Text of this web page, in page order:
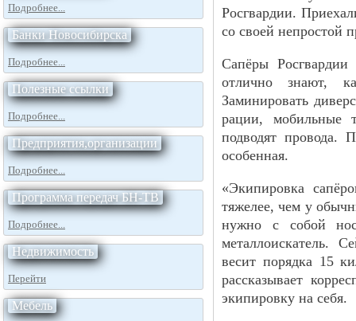
Подробнее...
Банки Новосибирска
Подробнее...
Полезные ссылки
Подробнее...
Предприятия,организации
Подробнее...
Программа передач БН-ТВ
Подробнее...
Недвижимость
Перейти
Мебель
Росгвардии.
со своей непростой
Сапёры
отлично знают,
Заминировать
рации, мобильные
подводят провода.
особенная.
«Экипировка
тяжелее, чем у
нужно с собой
металлоискатель.
весит порядка 15
рассказывает
экипировку на себя.